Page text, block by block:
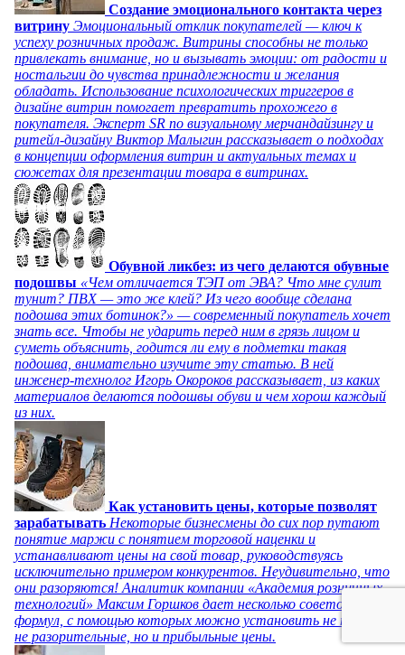
Создание эмоционального контакта через
витрину Эмоциональный отклик покупателей — ключ к
успеху розничных продаж. Витрины способны не только
привлекать внимание, но и вызывать эмоции: от радости и
ностальгии до чувства принадлежности и желания
обладать. Использование психологических триггеров в
дизайне витрин помогает превратить прохожего в
покупателя. Эксперт SR по визуальному мерчандайзингу и
ритейл-дизайну Виктор Малыгин рассказывает о подходах
в концепции оформления витрин и актуальных темах и
сюжетах для презентации товара в витринах.
Обувной ликбез: из чего делаются обувные
подошвы «Чем отличается ТЭП от ЭВА? Что мне сулит
тунит? ПВХ — это же клей? Из чего вообще сделана
подошва этих ботинок?» — современный покупатель хочет
знать все. Чтобы не ударить перед ним в грязь лицом и
суметь объяснить, годится ли ему в подметки такая
подошва, внимательно изучите эту статью. В ней
инженер-технолог Игорь Окороков рассказывает, из каких
материалов делаются подошвы обуви и чем хорош каждый
из них.
Как установить цены, которые позволят
зарабатывать Некоторые бизнесмены до сих пор путают
понятие маржи с понятием торговой наценки и
устанавливают цены на свой товар, руководствуясь
исключительно примером конкурентов. Неудивительно, что
они разоряются! Аналитик компании «Академия розничных
технологий» Максим Горшков дает несколько советов и
формул, с помощью которых можно установить не только
не разорительные, но и прибыльные цены.